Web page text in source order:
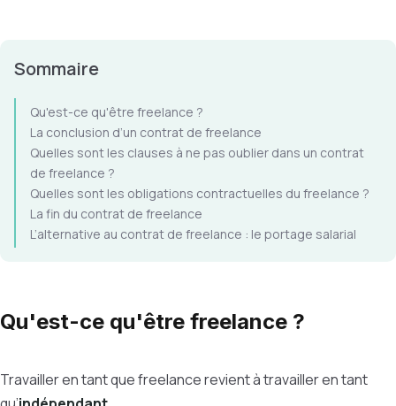
Sommaire
Qu'est-ce qu'être freelance ?
La conclusion d’un contrat de freelance
Quelles sont les clauses à ne pas oublier dans un contrat
de freelance ?
Quelles sont les obligations contractuelles du freelance ?
La fin du contrat de freelance
L’alternative au contrat de freelance : le portage salarial
Qu'est-ce qu'être freelance ?
Travailler en tant que freelance revient à travailler en tant